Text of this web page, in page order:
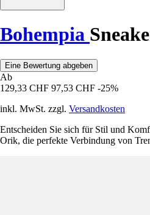
Bohempia
Eine Bewertung abgeben
Ab
129,33 CHF 97,53 CHF -25%
inkl. MwSt. zzgl. Versandkosten
Entscheiden Sie sich für Stil und
Orik, die perfekte Verbindung von